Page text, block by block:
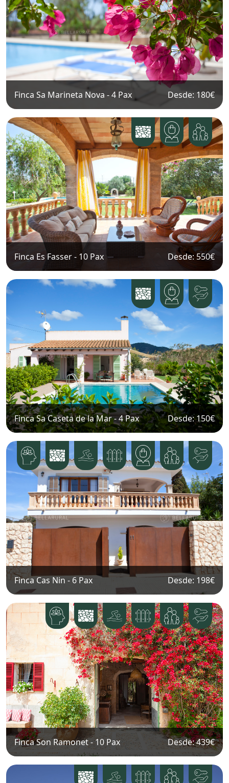
Finca Sa Marineta Nova -4 Pax Desde: 180€
Finca Es Fasser- 10 Pax Desde: 550€
Finca Sa Caseta de la Mar-4Pax Desde: 150€
Finca Cas Nin - 6 Pax Desde: 198€
Finca Son Ramonet-10 Pax Desde: 439€